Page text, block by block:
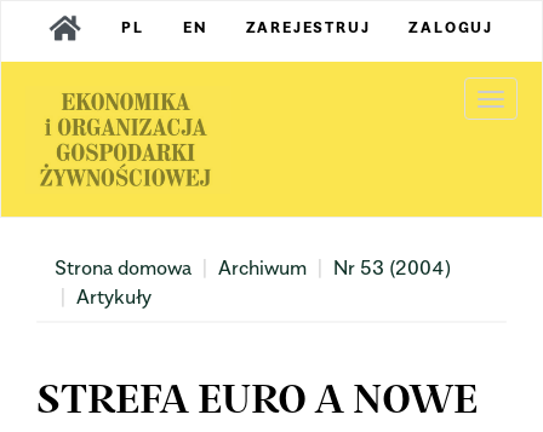
Main
Navigation
Content
Sidebar
PL EN ZAREJESTRUJ ZALOGUJ
Strona domowa Archiwum
Nr 53 (2004)
Artykuły
STREFA EURO A NOWE